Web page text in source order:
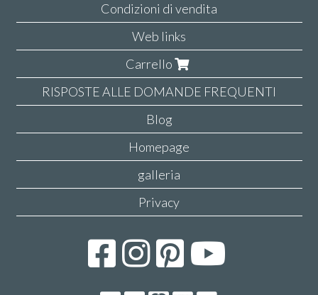
Condizioni di vendita
Web links
Carrello
RISPOSTE ALLE DOMANDE FREQUENTI
Blog
Homepage
galleria
Privacy